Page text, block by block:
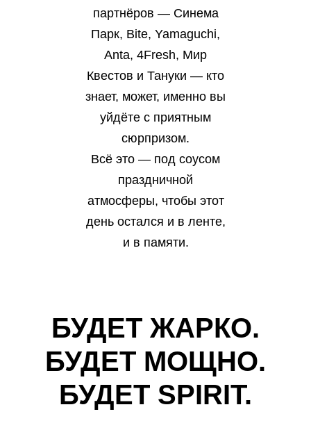
партнёров — Синема
Парк, Bite, Yamaguchi,
Anta, 4Fresh, Мир
Квестов и Тануки — кто
знает, может, именно вы
уйдёте с приятным
сюрпризом.
Всё это — под соусом
праздничной
атмосферы, чтобы этот
день остался и в ленте,
и в памяти.
БУДЕТ ЖАРКО.
БУДЕТ МОЩНО.
БУДЕТ SPIRIT.